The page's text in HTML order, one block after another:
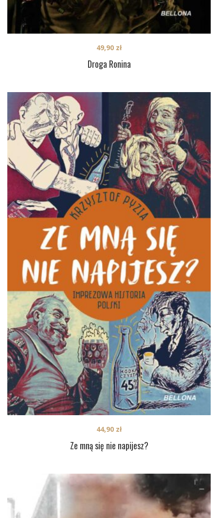
Droga Ronina
49,90 zł
Ze mną się nie napijesz?
44,90 zł